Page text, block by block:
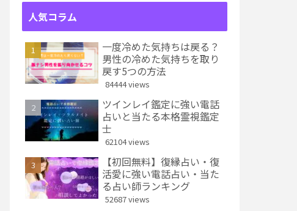
人気コラム
一度冷めた気持ちは戻る？
男性の冷めた気持ちを取り
戻す5つの方法
84444 views
ツインレイ鑑定に強い電話
占いと当たる本格霊視鑑定
士
62104 views
【初回無料】復縁占い・復
活愛に強い電話占い・当た
る占い師ランキング
52687 views